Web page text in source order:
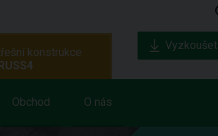
Obchod O nás
konstrukce